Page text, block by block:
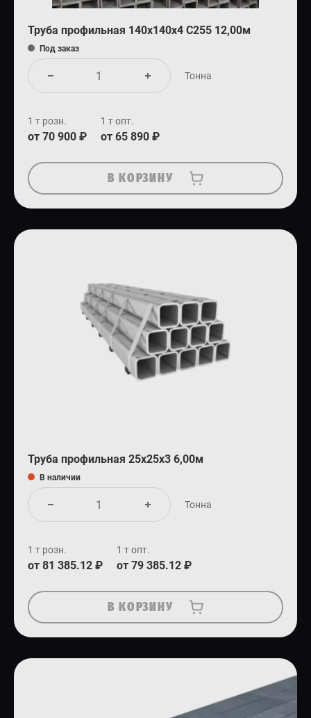
Труба профильная 140х140х4 С255 12,00м
Под заказ
Тонна
1 т розн.
от 70 900 ₽
1 т опт.
от 65 890 ₽
В КОРЗИНУ
Труба профильная 25х25х3 6,00м
В наличии
Тонна
1 т розн.
от 81 385.12 ₽
1 т опт.
от 79 385.12 ₽
В КОРЗИНУ